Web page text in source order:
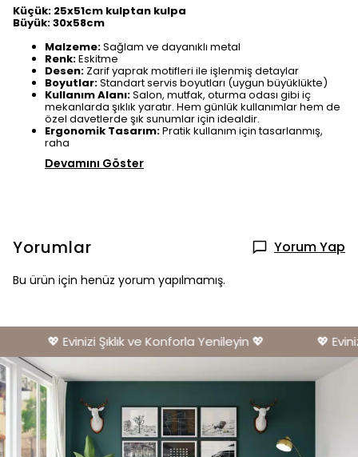
Küçük: 25x51cm kulptan kulpa
Büyük: 30x58cm
Malzeme:Sağlam ve dayanıklı metal
Renk:Eskitme
Desen: Zarif yaprak motifleri ile işlenmiş detaylar
Boyutlar:Standart servis boyutları (uygun büyüklükte)
Kullanım Alanı:Salon, mutfak, oturma odası gibi iç
mekanlarda şıklık yaratır. Hem günlük kullanımlar hem de
özel davetlerde şık sunumlar için idealdir.
Ergonomik Tasarım:Pratik kullanım için tasarlanmış,
raha
Devamını Göster
Yorumlar Yorum Yap
Bu ürün için henüz yorum yapılmamış.
💖 Evinizi Şıklık ve Konforla Yenileyin 💖 💖